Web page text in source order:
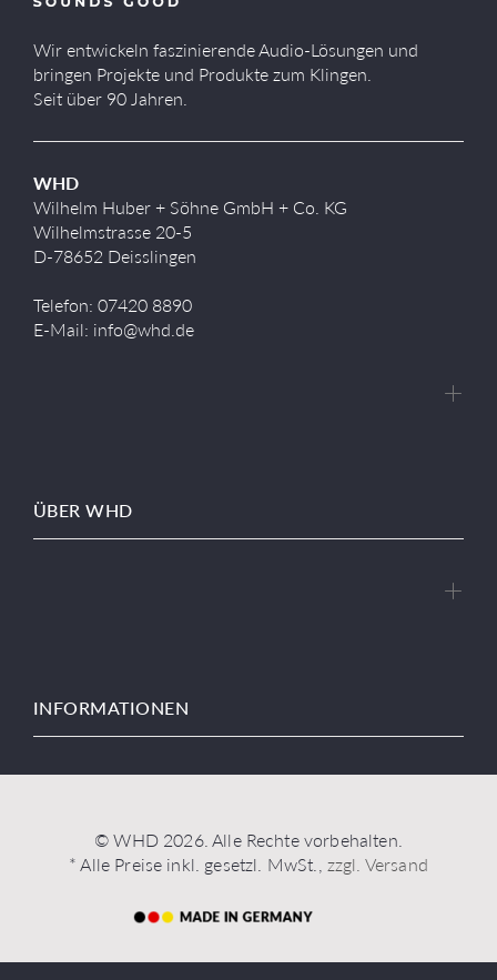
Wir entwickeln faszinierende Audio-Lösungen und
bringen Projekte und Produkte zum Klingen.
Seit über 90 Jahren.
WHD
Wilhelm Huber + Söhne GmbH + Co. KG
Wilhelmstrasse 20-5
D-78652 Deisslingen
Telefon: 07420 8890
E-Mail: info@whd.de
ÜBER WHD
INFORMATIONEN
© WHD 2026. Alle Rechte vorbehalten.
* Alle Preise inkl. gesetzl. MwSt., zzgl. Versand